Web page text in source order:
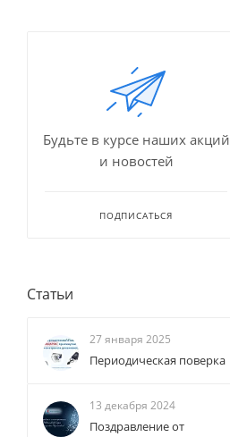
Будьте в курсе наших акций
и новостей
ПОДПИСАТЬСЯ
Статьи
27 января 2025
Периодическая поверка
13 декабря 2024
Поздравление от